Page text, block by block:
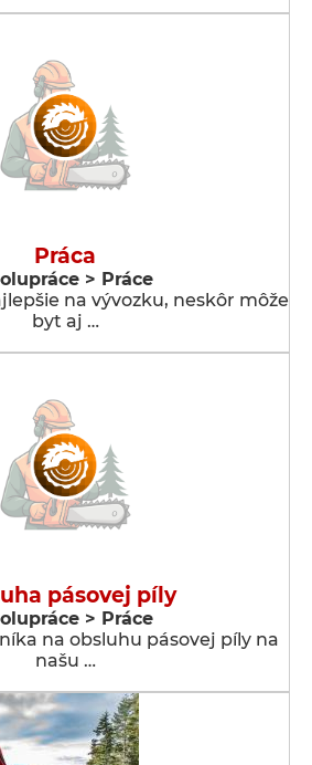
Práca
> Práce
na vývozku, neskôr môže
byt aj …
pásovej píly
> Práce
na obsluhu pásovej píly na
našu …